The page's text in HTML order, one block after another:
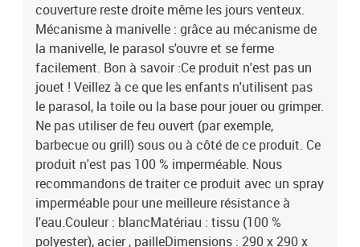
couverture reste droite même les jours venteux.
Mécanisme à manivelle : grâce au mécanisme de
la manivelle, le parasol s'ouvre et se ferme
facilement. Bon à savoir :Ce produit n'est pas un
jouet ! Veillez à ce que les enfants n'utilisent pas
le parasol, la toile ou la base pour jouer ou grimper.
Ne pas utiliser de feu ouvert (par exemple,
barbecue ou grill) sous ou à côté de ce produit. Ce
produit n'est pas 100 % imperméable. Nous
recommandons de traiter ce produit avec un spray
imperméable pour une meilleure résistance à
l'eau.Couleur : blancMatériau : tissu (100 %
polyester), acier , pailleDimensions : 290 x 290 x